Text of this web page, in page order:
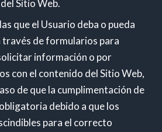
Sitio Web.
que el Usuario deba o pueda
de formularios para
información o por
con el contenido del Sitio Web,
de que la cumplimentación de
debido a que los
para el correcto